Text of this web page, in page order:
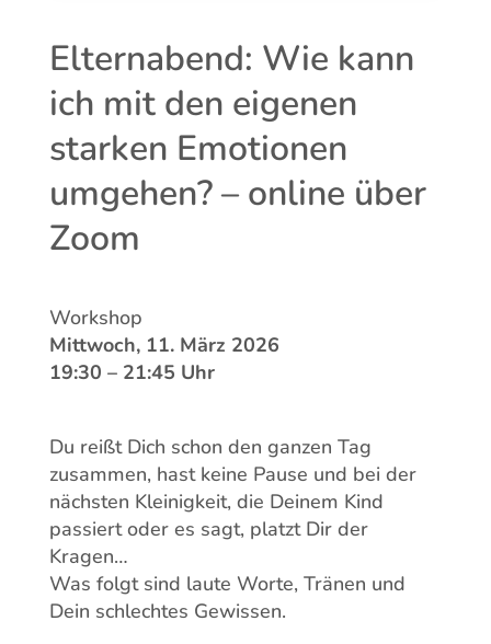
Elternabend: Wie kann
ich mit den eigenen
starken Emotionen
umgehen? – online über
Zoom
Workshop
Mittwoch, 11. März 2026
19:30 – 21:45 Uhr
Du reißt Dich schon den ganzen Tag
zusammen, hast keine Pause und bei der
nächsten Kleinigkeit, die Deinem Kind
passiert oder es sagt, platzt Dir der
Kragen…
Was folgt sind laute Worte, Tränen und
Dein schlechtes Gewissen.